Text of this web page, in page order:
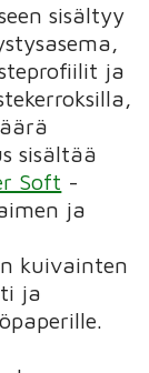
sisältyy
ja
sisältää
Soft -
ja
kuivainten
ja